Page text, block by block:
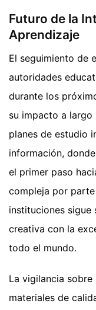
Futuro de la
Aprendizaje
El seguimiento de
autoridades
durante los
su impacto a largo
planes de estudio
información,
el primer paso
compleja por
instituciones
creativa con la
todo el mundo.
La vigilancia
materiales de